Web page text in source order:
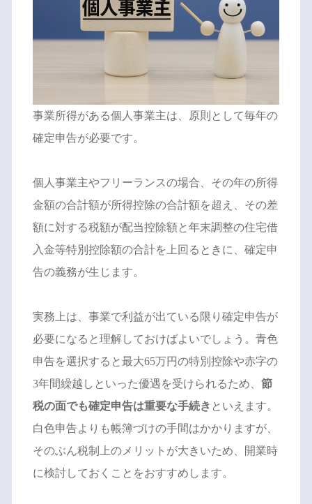
事業所得がある個人事業主は、原則として毎年の
確定申告が必要です。
個人事業主やフリーランスの場合、その年の所得
金額の合計額が所得控除の合計額を超え、その差
額に対する税額が配当控除額と年末調整の住宅借
入金等特別控除額の合計を上回るときに、確定申
告の義務が生じます。
実務上は、事業で利益が出ている限り確定申告が
必要になると理解しておけばよいでしょう。青色
申告を選択すると最大65万円の特別控除や赤字の
3年間繰越しといった優遇を受けられるため、 節
税の面でも確定申告は重要な手続き といえます。
白色申告よりも帳簿づけの手間はかかりますが、
そのぶん税制上のメリットが大きいため、開業時
に検討しておくことをおすすめします。